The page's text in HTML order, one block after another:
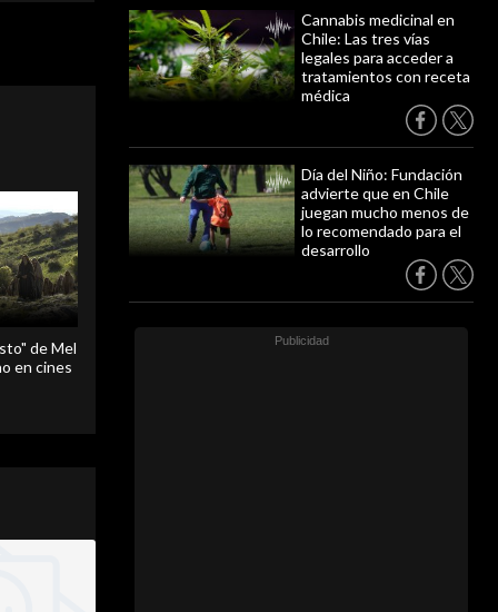
Cannabis medicinal en
Chile: Las tres vías
legales para acceder a
tratamientos con receta
médica
Día del Niño: Fundación
advierte que en Chile
juegan mucho menos de
lo recomendado para el
desarrollo
de Mel
en cines